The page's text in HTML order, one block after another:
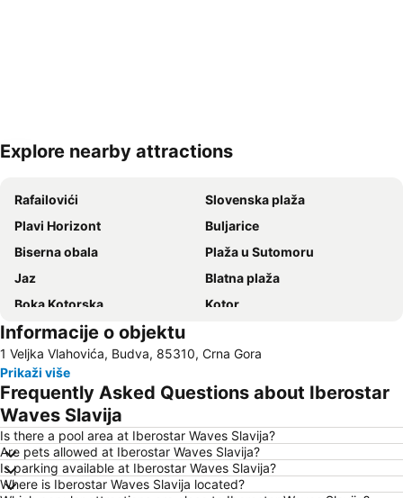
Explore nearby attractions
Rafailovići
Slovenska plaža
Plavi Horizont
Buljarice
Biserna obala
Plaža u Sutomoru
Jaz
Blatna plaža
Boka Kotorska
Kotor
Bečićka plaža
Seljanovo
Lučice
Kraljičina plaža
Stari grad Budva
Pržno
Porto Montenegro
Žanjice
Buljarica
Gradska plaža
Ostrvo cveća
Tivat
Informacije o objektu
1 Veljka Vlahovića, Budva, 85310, Crna Gora
Prikaži više
Frequently Asked Questions about Iberostar
Waves Slavija
Is there a pool area at Iberostar Waves Slavija?
Are pets allowed at Iberostar Waves Slavija?
Is parking available at Iberostar Waves Slavija?
Where is Iberostar Waves Slavija located?